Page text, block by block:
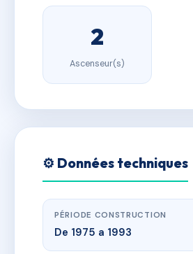
2
Ascenseur(s)
⚙️ Données techniques
PÉRIODE CONSTRUCTION
De 1975 a 1993